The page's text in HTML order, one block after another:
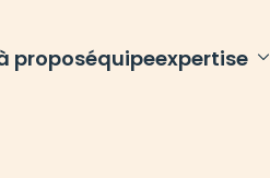
proposéquipeexpertise